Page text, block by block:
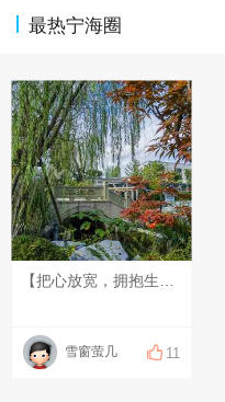
最热宁海圈
雪窗萤几 11